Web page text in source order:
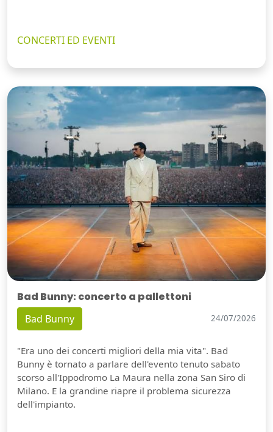
CONCERTI ED EVENTI
Bad Bunny: concerto a pallettoni
Bad Bunny 24/07/2026
"Era uno dei concerti migliori della mia vita". Bad
Bunny è tornato a parlare dell'evento tenuto sabato
scorso all'Ippodromo La Maura nella zona San Siro di
Milano. E la grandine riapre il problema sicurezza
dell'impianto.